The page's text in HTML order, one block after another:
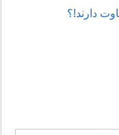
دارند!؟